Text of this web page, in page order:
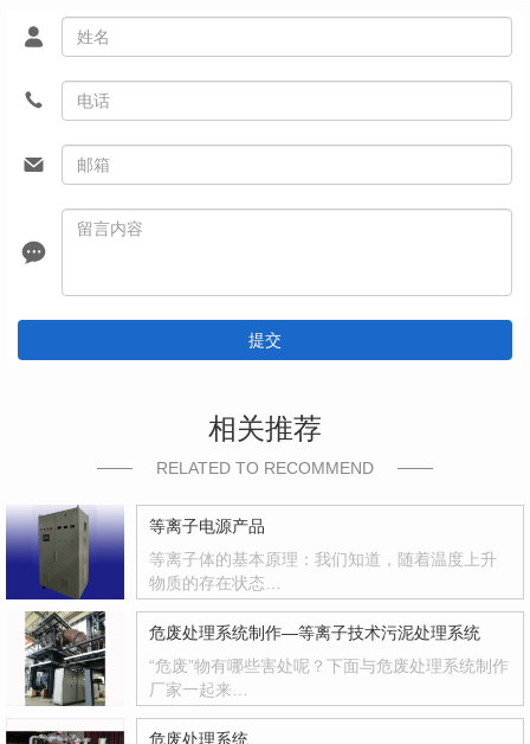
提交
相关推荐
RELATED TO RECOMMEND
等离子电源产品
等离子体的基本原理：我们知道，随着温度上升
物质的存在状态…
危废处理系统制作—等离子技术污泥处理系统
“危废”物有哪些害处呢？下面与危废处理系统制作
厂家一起来…
危废处理系统